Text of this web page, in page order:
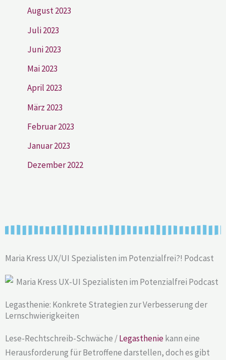
August 2023
Juli 2023
Juni 2023
Mai 2023
April 2023
März 2023
Februar 2023
Januar 2023
Dezember 2022
Maria Kress UX/UI Spezialisten im Potenzialfrei?! Podcast
Legasthenie: Konkrete Strategien zur Verbesserung der
Lernschwierigkeiten
Lese-Rechtschreib-Schwäche /Legastheniekann eine
Herausforderung für Betroffene darstellen, doch es gibt